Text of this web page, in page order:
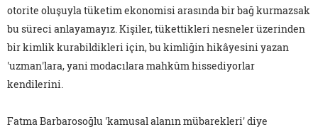
otorite oluşuyla tüketim ekonomisi arasında bir bağ kurmazsak
bu süreci anlayamayız. Kişiler, tükettikleri nesneler üzerinden
bir kimlik kurabildikleri için, bu kimliğin hikâyesini yazan
'uzman'lara, yani modacılara mahkûm hissediyorlar
kendilerini.
Fatma Barbarosoğlu 'kamusal alanın mübarekleri' diye